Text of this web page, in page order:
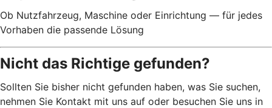
Ob Nutzfahrzeug, Maschine oder Einrichtung — für jedes
Vorhaben die passende Lösung
Nicht das Richtige gefunden?
Sollten Sie bisher nicht gefunden haben, was Sie suchen,
nehmen Sie Kontakt mit uns auf oder besuchen Sie uns in